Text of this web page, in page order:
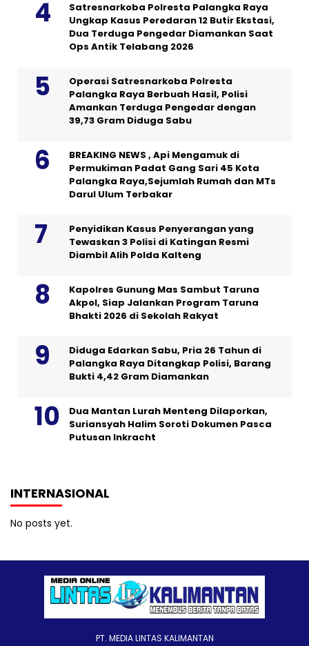
Satresnarkoba Polresta Palangka Raya
Ungkap Kasus Peredaran 12 Butir Ekstasi,
Dua Terduga Pengedar Diamankan Saat
Ops Antik Telabang 2026
Operasi Satresnarkoba Polresta
Palangka Raya Berbuah Hasil, Polisi
Amankan Terduga Pengedar dengan
39,73 Gram Diduga Sabu
BREAKING NEWS , Api Mengamuk di
Permukiman Padat Gang Sari 45 Kota
Palangka Raya,Sejumlah Rumah dan MTs
Darul Ulum Terbakar
Penyidikan Kasus Penyerangan yang
Tewaskan 3 Polisi di Katingan Resmi
Diambil Alih Polda Kalteng
Kapolres Gunung Mas Sambut Taruna
Akpol, Siap Jalankan Program Taruna
Bhakti 2026 di Sekolah Rakyat
Diduga Edarkan Sabu, Pria 26 Tahun di
Palangka Raya Ditangkap Polisi, Barang
Bukti 4,42 Gram Diamankan
Dua Mantan Lurah Menteng Dilaporkan,
Suriansyah Halim Soroti Dokumen Pasca
Putusan Inkracht
INTERNASIONAL
No posts yet.
PT. MEDIA LINTAS KALIMANTAN